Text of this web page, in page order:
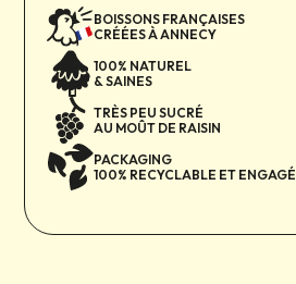
BOISSONS FRANÇAISES
CRÉÉES À ANNECY
100% NATUREL
& SAINES
TRÈS PEU SUCRÉ
AU MOÛT DE RAISIN
PACKAGING
100% RECYCLABLE ET ENGAGÉ